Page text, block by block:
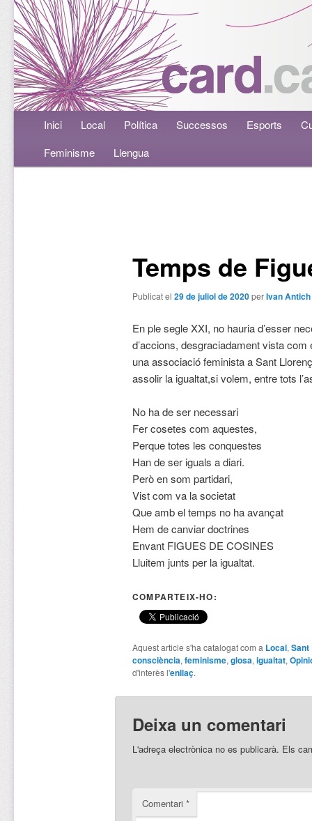
Menú principalAneu al contingut principal
Aneu al contingut secundari
Inici Local Política Successos Esports
Feminisme
Llengua
Temps de
Publicat el 29 de juliol de 2020perIvan Antich
En ple segle XXI, no hauria d’esser
d’accions, desgraciadament vista
una associació feminista a Sant
assolir la igualtat,si volem, entre tots
No ha de ser necessari
Fer cosetes com aquestes,
Perque totes les conquestes
Han de ser iguals a diari.
Però en som partidari,
Vist com va la societat
Que amb el temps no ha avançat
Hem de canviar doctrines
Envant FIGUES DE COSINES
Lluitem junts per la igualtat.
COMPARTEIX-HO:
Aquest article s'ha catalogat com a Local,Sant
consciència,feminisme,glosa,igualtat,
d'interès l'enllaç.
Deixa un comentari
L'adreça electrònica no es publicarà. Els
Comentari *